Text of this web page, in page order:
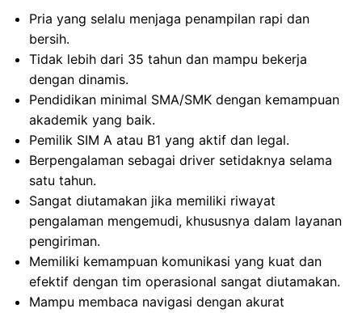
Pria yang selalu menjaga penampilan rapi dan
bersih.
Tidak lebih dari 35 tahun dan mampu bekerja
dengan dinamis.
Pendidikan minimal SMA/SMK dengan kemampuan
akademik yang baik.
Pemilik SIM A atau B1 yang aktif dan legal.
Berpengalaman sebagai driver setidaknya selama
satu tahun.
Sangat diutamakan jika memiliki riwayat
pengalaman mengemudi, khususnya dalam layanan
pengiriman.
Memiliki kemampuan komunikasi yang kuat dan
efektif dengan tim operasional sangat diutamakan.
Mampu membaca navigasi dengan akurat